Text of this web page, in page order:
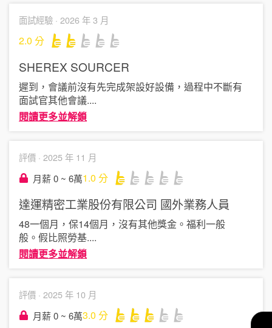
面試經驗 · 2026 年 3 月
2.0 分
SHEREX SOURCER
遲到，會議前沒有先完成架設好設備，過程中不斷有
面試官其他會議....
閱讀更多並解鎖
評價 · 2025 年 11 月
月薪 0 ~ 6萬1.0 分
達運精密工業股份有限公司 國外業務人員
48一個月，保14個月，沒有其他獎金。福利一般
般。假比照勞基....
閱讀更多並解鎖
評價 · 2025 年 10 月
月薪 0 ~ 6萬3.0 分